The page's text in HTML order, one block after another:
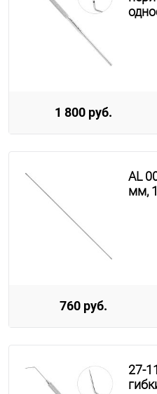
1 800 руб.
AL
мм,
760 руб.
27-